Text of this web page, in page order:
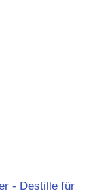
- Destille für